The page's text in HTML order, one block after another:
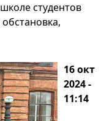
студентов
16 окт
2024 -
11:14